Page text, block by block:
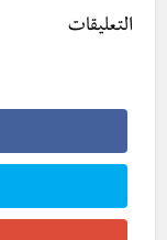
التعليقات